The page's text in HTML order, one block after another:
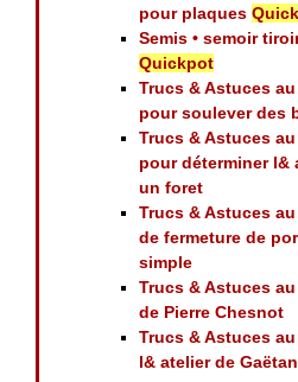
pour plaques
Semis • semoir
Quickpot
Trucs & Astuces
pour soulever des
Trucs & Astuces
pour déterminer l&
un foret
Trucs & Astuces
de fermeture de
simple
Trucs & Astuces
de Pierre Chesnot
Trucs & Astuces
l& atelier de Gaëtan